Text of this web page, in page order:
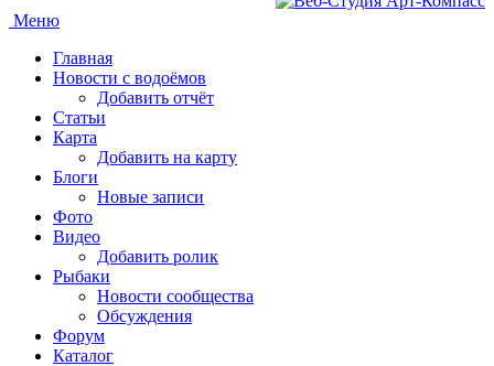
Меню
Главная
Новости с водоёмов
Добавить отчёт
Статьи
Карта
Добавить на карту
Блоги
Новые записи
Фото
Видео
Добавить ролик
Рыбаки
Новости сообщества
Обсуждения
Форум
Каталог